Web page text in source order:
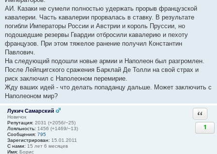
АИ. Казаки не сумели полностью удержать прорыв французской
кавалерии. Часть кавалерии прорвалась в ставку. В результате
погибли Императоры России и Австрии и король Пруссии, но
подошедшие резервы Гвардии отбросили кавалерию и пехоту
французов. При этом тяжелое ранение получил Константин
Павлович.
На следующий подошли новые армии и Наполеон был разгромлен.
После Лейпцигского сражения Барклай Де Толли на свой страх и
риск заключил с Наполеоном перемирие.
Жду ваших идей - что делать попаданцу дальше. Может заключить с
Наполеоном мир?
Лукич Самарский
Новичок
Репутация: 2031 (+2056/−25)
Лояльность: 1456 (+1469/−13)
Сообщения: 795
Зарегистрирован: 15.01.2011
С нами: 15 лет 6 месяцев
Имя: Борис
1